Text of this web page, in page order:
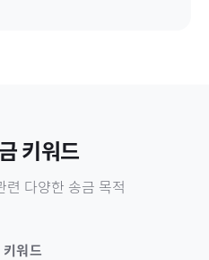
키워드
련 다양한 송금 목적
워드